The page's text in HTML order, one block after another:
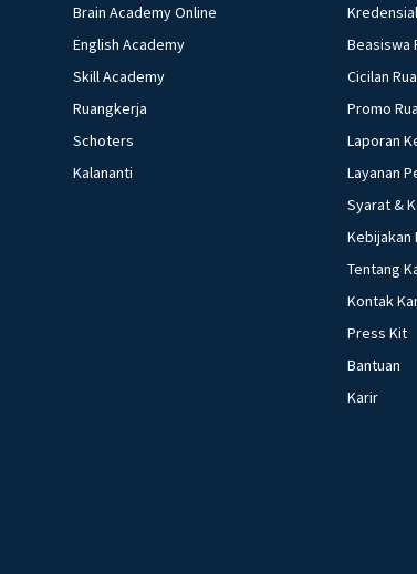
Brain Academy Online
English Academy
Skill Academy
Ruangkerja
Schoters
Kalananti
Beasiswa
Cicilan
Promo
Laporan
Layanan
Syarat &
Kebijakan
Tentang
Kontak
Press Kit
Bantuan
Karir